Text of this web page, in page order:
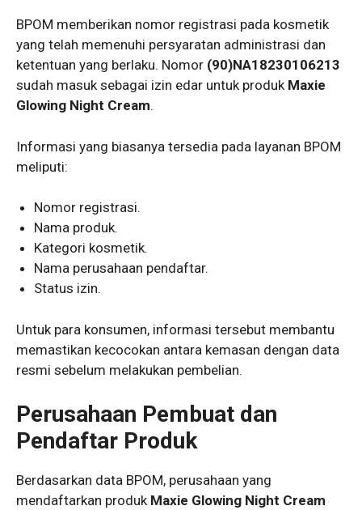
BPOM memberikan nomor registrasi pada kosmetik
yang telah memenuhi persyaratan administrasi dan
ketentuan yang berlaku. Nomor (90)NA18230106213
sudah masuk sebagai izin edar untuk produk Maxie
Glowing Night Cream.
Informasi yang biasanya tersedia pada layanan BPOM
meliputi:
Nomor registrasi.
Nama produk.
Kategori kosmetik.
Nama perusahaan pendaftar.
Status izin.
Untuk para konsumen, informasi tersebut membantu
memastikan kecocokan antara kemasan dengan data
resmi sebelum melakukan pembelian.
Perusahaan Pembuat dan
Pendaftar Produk
Berdasarkan data BPOM, perusahaan yang
mendaftarkan produk Maxie Glowing Night Cream